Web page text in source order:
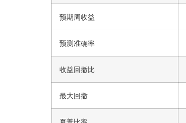
预期周收益
预测准确率
收益回撤比
最大回撤